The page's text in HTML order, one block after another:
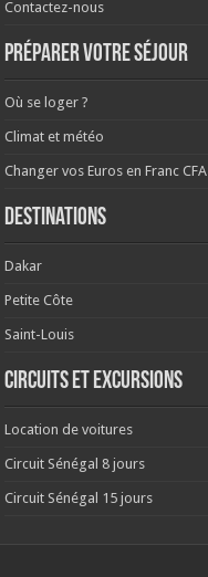
Contactez-nous
Préparer votre séjour
Où se loger ?
Climat et météo
Changer vos Euros en Franc CFA
Destinations
Dakar
Petite Côte
Saint-Louis
Circuits et excursions
Location de voitures
Circuit Sénégal 8 jours
Circuit Sénégal 15 jours